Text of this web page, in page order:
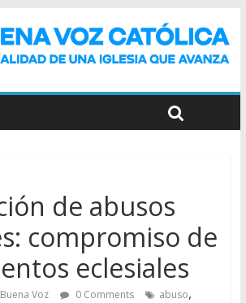
de abusos
compromiso de
eclesiales
Buena Voz 0 Comments abuso,